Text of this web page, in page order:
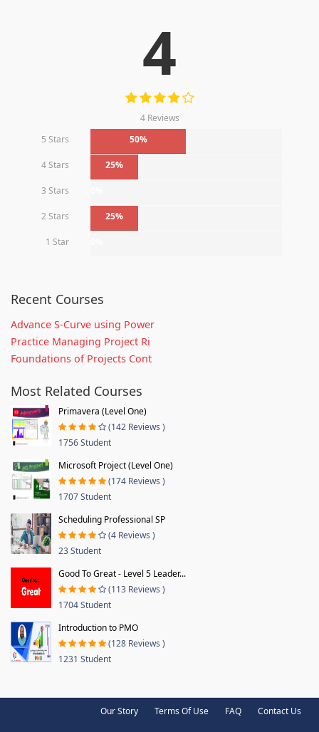
4
4 Reviews
5 Stars
50%
4 Stars 25%
3 Stars
2 Stars 25%
1 Star
Recent Courses
Advance S-Curve using Power
Practice Managing Project Ri
Foundations of Projects Cont
Most Related Courses
Primavera (Level One)
(142 Reviews )
1756 Student
Microsoft Project (Level One)
(174 Reviews )
1707 Student
Scheduling Professional SP
(4 Reviews )
23 Student
Good To Great - Level 5 Leader...
(113 Reviews )
1704 Student
Introduction to PMO
(128 Reviews )
1231 Student
Our Story Terms Of Use FAQ Contact Us